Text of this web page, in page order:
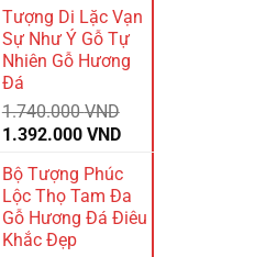
là:
1.980.000 VND.
tại
là:
1.584.000 VND.
Tượng Di Lặc Vạn
Sự Như Ý Gỗ Tự
Nhiên Gỗ Hương
Đá
1.740.000VND
Giá
là:
1.740.000 VND.
1.392.000 VNDGiá
hiện
tại
là:
1.392.000 VND.
Bộ Tượng Phúc
Lộc Thọ Tam Đa
Gỗ Hương Đá Điêu
Khắc Đẹp